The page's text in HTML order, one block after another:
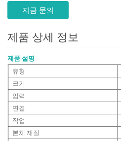
지금 문의
제품 상세 정보
제품 설명
유형
크기
압력
연결
작업
본체 재질